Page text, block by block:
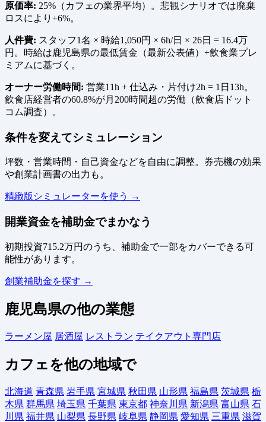
原価率: 25%（カフェの業界平均）。悲観シナリオでは廃棄
ロスにより+6%。
人件費: スタッフ1名 × 時給1,050円 × 6h/日 × 26日 = 16.4万
円。時給は鹿児島県の最低賃金（最新公表値）+飲食業プレ
ミアムに基づく。
オーナー労働時間: 営業11h + 仕込み・片付け2h = 1日13h。
飲食店経営者の60.8%が月200時間超の労働（飲食店ドット
コム調査）。
条件を変えてシミュレーション
坪数・営業時間・自己資金などを自由に調整。券売機の効果
や創業計画書の出力も。
精緻版シミュレーターを使う →
開業資金を補助金でまかなう
初期投資715.2万円のうち、補助金で一部をカバーできる可
能性があります。
創業補助金を探す →
鹿児島県の他の業態
ラーメン屋 居酒屋 レストラン テイクアウト専門店
カフェを他の地域で
北海道 青森県 岩手県 宮城県 秋田県 山形県 福島県 茨城県 栃
木県 群馬県 埼玉県 千葉県 東京都 神奈川県 新潟県 富山県 石
川県 福井県 山梨県 長野県 岐阜県 静岡県 愛知県 三重県 滋賀